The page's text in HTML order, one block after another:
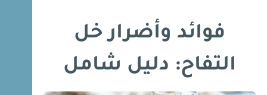
فوائد وأضرار خل
التفاح: دليل شامل